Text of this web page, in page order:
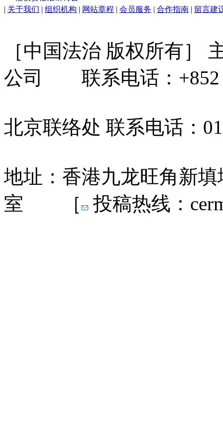
| 关于我们 | 组织机构 | 网站章程 | 会员服务 | 合作指南 | 留言建
［中国法治 版权所有］
公司 联系电话：+852
北京联络处 联系电话：
地址：香港九龙旺角新
室 ［
投稿热线：